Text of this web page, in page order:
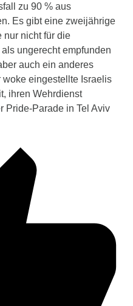
zu 90 % aus
Es gibt eine zweijährige
nur nicht für die
ungerecht empfunden
auch ein anderes
eingestellte Israelis
ihren Wehrdienst
Pride-Parade in Tel Aviv